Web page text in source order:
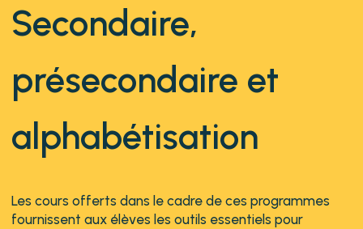
Secondaire,
présecondaire et
alphabétisation
Les cours offerts dans le cadre de ces programmes
fournissent aux élèves les outils essentiels pour